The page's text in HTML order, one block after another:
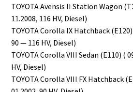
TOYOTA Avensis II Station Wagon
11.2008, 116 HV, Diesel)
TOYOTA Corolla IX Hatchback
90 — 116 HV, Diesel)
TOYOTA Corolla VIII Sedan (E110) (
HV, Diesel)
TOYOTA Corolla VIII FX Hatchback